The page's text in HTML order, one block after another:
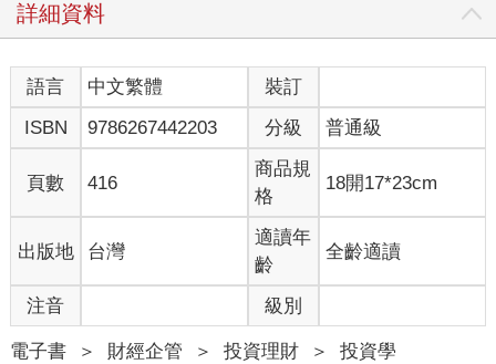
詳細資料
語言 中文繁體
裝訂
ISBN
9786267442203 分級 普通級
頁數 416
商品規
格
18開17*23cm
出版地 台灣
適讀年
齡
全齡適讀
注音 級別
電子書 ＞ 財經企管 ＞ 投資理財 ＞ 投資學